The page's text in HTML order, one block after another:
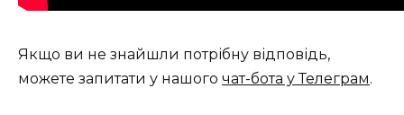
Якщо ви не знайшли потрібну відповідь,
можете запитати у нашого чат-бота у Телеграм.